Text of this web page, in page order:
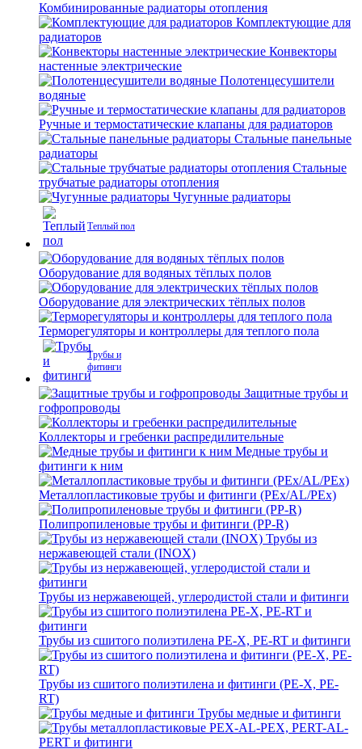
Комбинированные радиаторы отопления
Комплектующие для
радиаторов
Конвекторы
настенные электрические
Полотенцесушители
водяные
Ручные и термостатические клапаны для радиаторов
Стальные панельные
радиаторы
Стальные
трубчатые радиаторы отопления
Чугунные радиаторы
Теплый пол
Оборудование для водяных тёплых полов
Оборудование для электрических тёплых полов
Терморегуляторы и контроллеры для теплого пола
Трубы и
фитинги
Защитные трубы и
гофропроводы
Коллекторы и гребенки распредилительные
Медные трубы и
фитинги к ним
Металлопластиковые трубы и фитинги (PEx/AL/PEx)
Полипропиленовые трубы и фитинги (PP-R)
Трубы из
нержавеющей стали (INOX)
Трубы из нержавеющей, углеродистой стали и фитинги
Трубы из сшитого полиэтилена PE-X, PE-RT и фитинги
Трубы из сшитого полиэтилена и фитинги (PE-X, PE-
RT)
Трубы медные и фитинги